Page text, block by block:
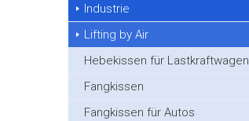
Industrie
Lifting by Air
Hebekissen für Lastkraftwagen
Fangkissen
Fangkissen für Autos